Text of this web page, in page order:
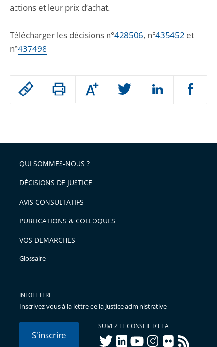
Passer
arriver
après
Augmenter
ou
l'article
pour
avant
actions et leur prix d’achat.
Télécharger les décisions n°428506, n°435452 et
n°437498
QUI SOMMES-NOUS ?
DÉCISIONS DE JUSTICE
AVIS CONSULTATIFS
PUBLICATIONS & COLLOQUES
VOS DÉMARCHES
Glossaire
INFOLETTRE
Inscrivez-vous à la lettre de la Justice administrative
S'inscrire
SUIVEZ LE CONSEIL D'ETAT
twitterlinkedInyoutubeinstagram
flickr rss